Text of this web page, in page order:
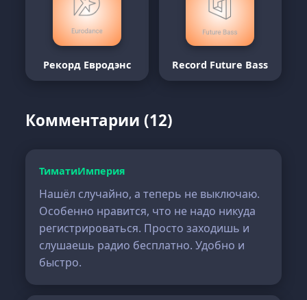
Рекорд Евродэнс Record Future Bass
Комментарии (12)
ТиматиИмперия
Нашёл случайно, а теперь не выключаю.
Особенно нравится, что не надо никуда
регистрироваться. Просто заходишь и
слушаешь радио бесплатно. Удобно и
быстро.